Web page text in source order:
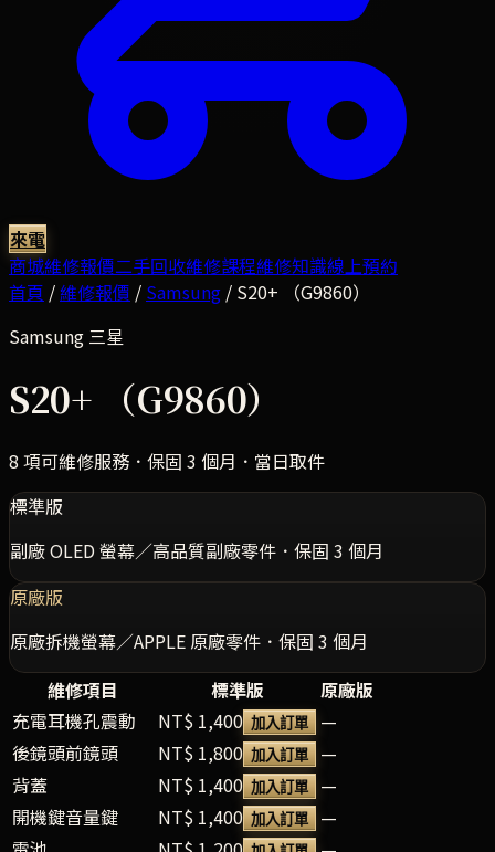
來電
商城維修報價二手回收維修課程維修知識線上預約
首頁 /維修報價 / Samsung / S20+ （G9860）
Samsung 三星
S20+ （G9860）
8 項可維修服務．保固 3 個月．當日取件
標準版
副廠 OLED 螢幕／高品質副廠零件．保固 3 個月
原廠版
原廠拆機螢幕／APPLE 原廠零件．保固 3 個月
維修項目
標準版
原廠版
充電耳機孔震動
NT$ 1,400 加入訂單
—
後鏡頭前鏡頭
NT$ 1,800 加入訂單
—
背蓋
NT$ 1,400 加入訂單
—
開機鍵音量鍵
NT$ 1,400 加入訂單
—